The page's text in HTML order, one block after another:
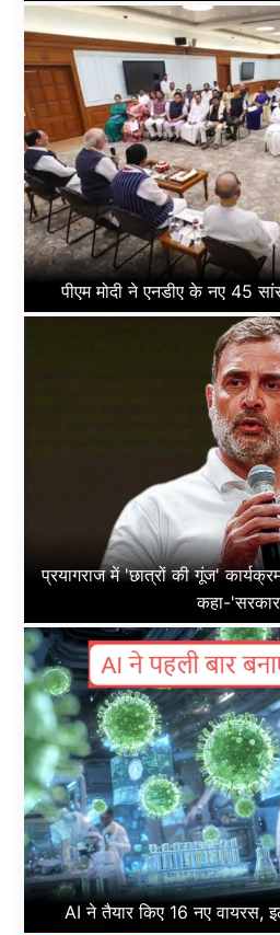
पीएम मोदी ने एनडीए के नए 45
प्रयागराज में 'छात्रों की गूंज'
कहा-
AI ने तैयार किए 16 नए वायरस,